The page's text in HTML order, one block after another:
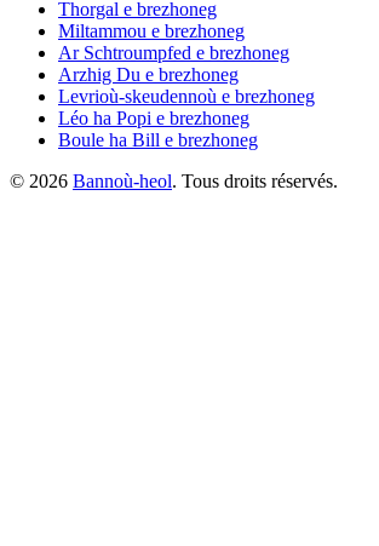
Thorgal e brezhoneg
Miltammou e brezhoneg
Ar Schtroumpfed e brezhoneg
Arzhig Du e brezhoneg
Levrioù-skeudennoù e brezhoneg
Léo ha Popi e brezhoneg
Boule ha Bill e brezhoneg
© 2026 Bannoù-heol. Tous droits réservés.